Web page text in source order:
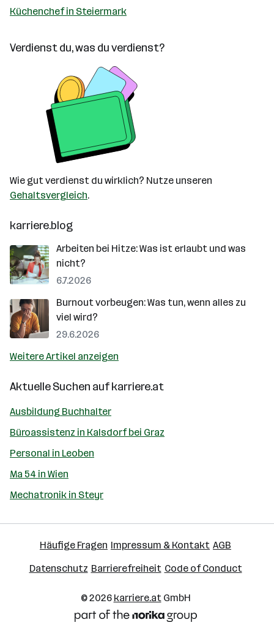
Küchenchef in Steiermark
Verdienst du, was du verdienst?
Wie gut verdienst du wirklich? Nutze unseren
Gehaltsvergleich.
karriere.blog
Arbeiten bei Hitze: Was ist erlaubt und was
nicht?
6.7.2026
Burnout vorbeugen: Was tun, wenn alles zu
viel wird?
29.6.2026
Weitere Artikel anzeigen
Aktuelle Suchen aufkarriere.at
Ausbildung Buchhalter
Büroassistenz in Kalsdorf bei Graz
Personal in Leoben
Ma 54 in Wien
Mechatronik in Steyr
Häufige Fragen Impressum & Kontakt AGB
Datenschutz Barrierefreiheit Code of Conduct
© 2026 karriere.atGmbH